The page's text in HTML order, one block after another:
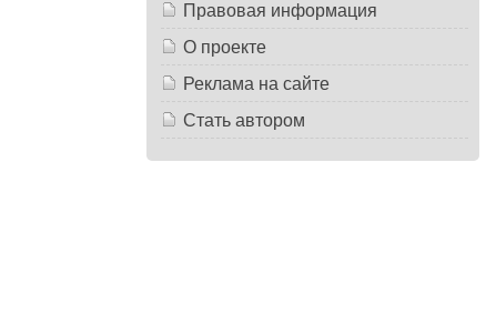
Правовая информация
О проекте
Реклама на сайте
Стать автором